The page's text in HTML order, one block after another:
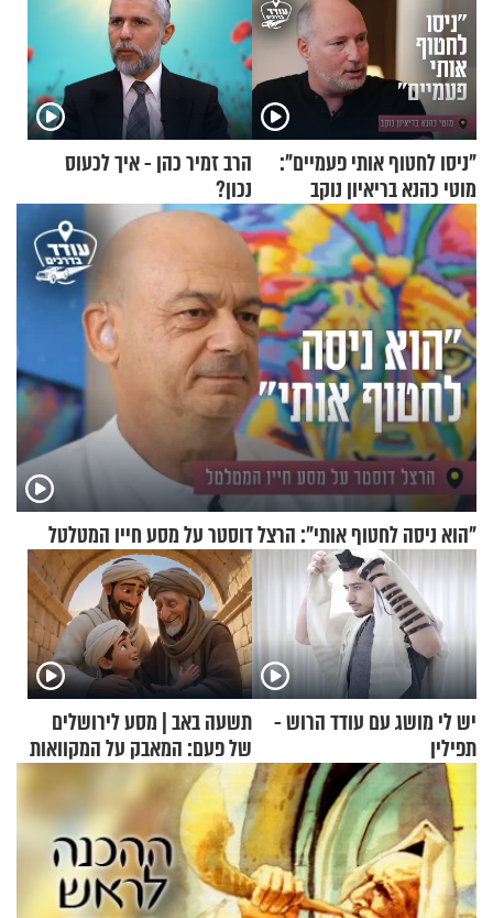
"ניסו לחטוף אותי פעמיים":
מוטי כהנא בריאיון נוקב
הרב זמיר כהן - איך לכעוס
נכון?
"הוא ניסה לחטוף אותי": הרצל דוסטר על מסע חייו המטלטל
יש לי מושג עם עודד הרוש -
תפילין
תשעה באב | מסע לירושלים
של פעם: המאבק על המקוואות